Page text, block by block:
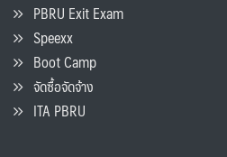
PBRU Exit Exam
Speexx
Boot Camp
จัดซื้อจัดจ้าง
ITA PBRU